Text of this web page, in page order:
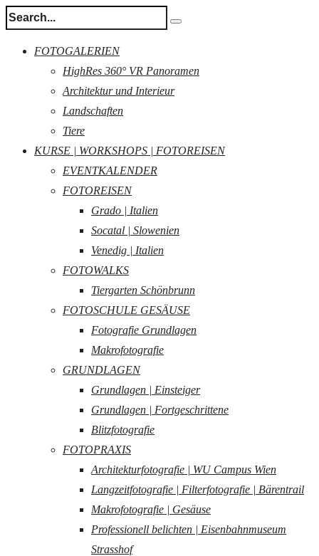
FOTOGALERIEN
HighRes 360° VR Panoramen
Architektur und Interieur
Landschaften
Tiere
KURSE | WORKSHOPS | FOTOREISEN
EVENTKALENDER
FOTOREISEN
Grado | Italien
Socatal | Slowenien
Venedig | Italien
FOTOWALKS
Tiergarten Schönbrunn
FOTOSCHULE GESÄUSE
Fotografie Grundlagen
Makrofotografie
GRUNDLAGEN
Grundlagen | Einsteiger
Grundlagen | Fortgeschrittene
Blitzfotografie
FOTOPRAXIS
Architekturfotografie | WU Campus Wien
Langzeitfotografie | Filterfotografie | Bärentrail
Makrofotografie | Gesäuse
Professionell belichten | Eisenbahnmuseum
Strasshof